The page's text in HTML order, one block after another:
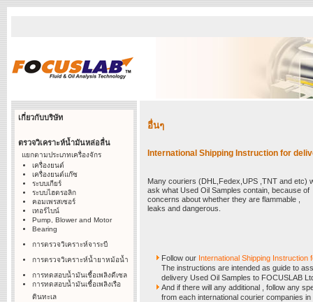
เกี่ยวกับบริษัท
ตรวจวิเคราะห์น้ำมันหล่อลื่น
แยกตามประเภทเครื่องจักร
เครื่องยนต์
เครื่องยนต์แก๊ซ
ระบบเกียร์
ระบบไฮดรอลิก
คอมเพรสเซอร์
เทอร์ไบน์
Pump, Blower and Motor
Bearing
การตรวจวิเคราะห์จาระบี
การตรวจวิเคราะห์น้ำยาหม้อน้ำ
การทดสอบน้ำมันเชื้อเพลิงดีเซล
การทดสอบน้ำมันเชื้อเพลิงเรือ
ดินทะเล
อื่นๆ
International Shipping Instruction for
Many couriers (DHL,Fedex,UPS ,TNT and etc)
ask what Used Oil Samples contain, because of
concerns about whether they are flammable ,
leaks and dangerous.
Follow our International Shipping Instruction
The instructions are intended as guide to
delivery Used Oil Samples to FOCUSLAB
And if there will any additional , follow any
from each international courier companies